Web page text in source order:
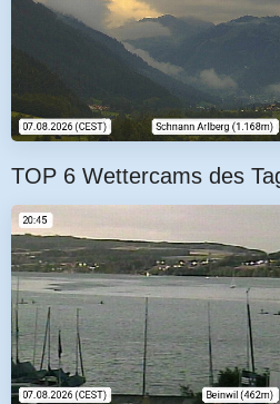
TOP 6 Wettercams des